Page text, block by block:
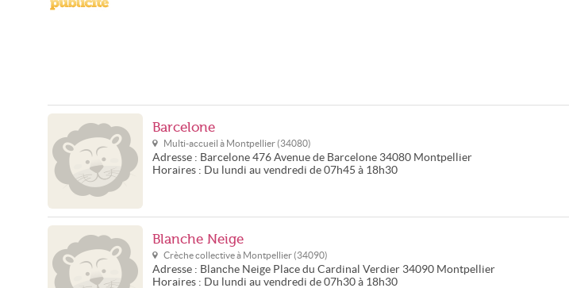
Barcelone
Multi-accueil à Montpellier (34080)
Adresse : Barcelone 476 Avenue de Barcelone 34080 Montpellier
Horaires : Du lundi au vendredi de 07h45 à 18h30
Blanche Neige
Crèche collective à Montpellier (34090)
Adresse : Blanche Neige Place du Cardinal Verdier 34090 Montpellier
Horaires : Du lundi au vendredi de 07h30 à 18h30